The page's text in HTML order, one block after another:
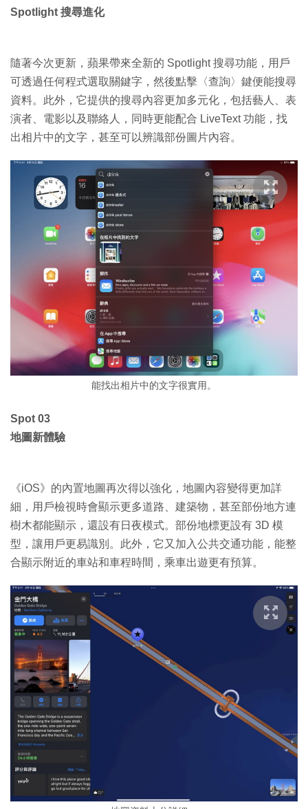
Spotlight 搜尋進化
隨著今次更新，蘋果帶來全新的 Spotlight 搜尋功能，用戶
可透過任何程式選取關鍵字，然後點擊〈查詢〉鍵便能搜尋
資料。此外，它提供的搜尋內容更加多元化，包括藝人、表
演者、電影以及聯絡人，同時更能配合 LiveText 功能，找
出相片中的文字，甚至可以辨識部份圖片內容。
能找出相片中的文字很實用。
Spot 03
地圖新體驗
《iOS》的內置地圖再次得以強化，地圖內容變得更加詳
細，用戶檢視時會顯示更多道路、建築物，甚至部份地方連
樹木都能顯示，還設有日夜模式。部份地標更設有 3D 模
型，讓用戶更易識別。此外，它又加入公共交通功能，能整
合顯示附近的車站和車程時間，乘車出遊更有預算。